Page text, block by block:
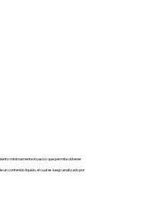
mínimamente invasivo que permite obtener
un contenido liquido, el cual es luego analizado por